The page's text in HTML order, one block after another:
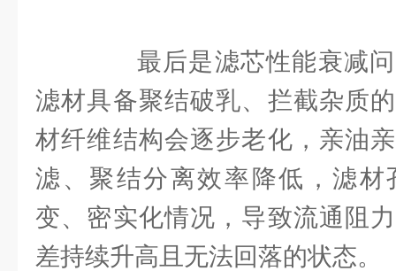
最后是滤芯性能衰减问
滤材具备聚结破乳、拦截杂质
材纤维结构会逐步老化，亲油
滤、聚结分离效率降低，滤材
变、密实化情况，导致流通阻
差持续升高且无法回落的状态。